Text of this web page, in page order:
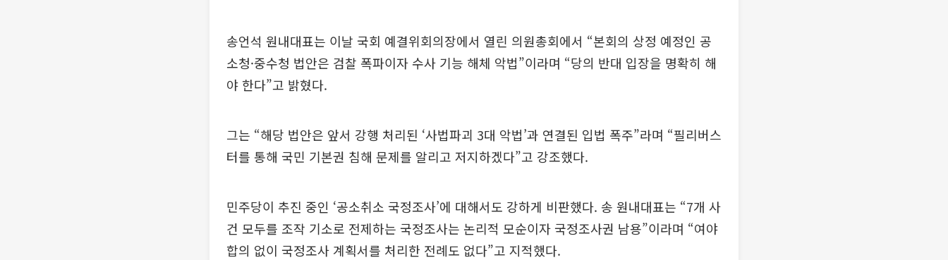
송언석 원내대표는 이날 국회 예결위회의장에서 열린 의원총회에서 “본회의 상정 예정인 공
소청·중수청 법안은 검찰 폭파이자 수사 기능 해체 악법”이라며 “당의 반대 입장을 명확히 해
야 한다”고 밝혔다.
그는 “해당 법안은 앞서 강행 처리된 ‘사법파괴 3대 악법’과 연결된 입법 폭주”라며 “필리버스
터를 통해 국민 기본권 침해 문제를 알리고 저지하겠다”고 강조했다.
민주당이 추진 중인 ‘공소취소 국정조사’에 대해서도 강하게 비판했다. 송 원내대표는 “7개 사
건 모두를 조작 기소로 전제하는 국정조사는 논리적 모순이자 국정조사권 남용”이라며 “여야
합의 없이 국정조사 계획서를 처리한 전례도 없다”고 지적했다.